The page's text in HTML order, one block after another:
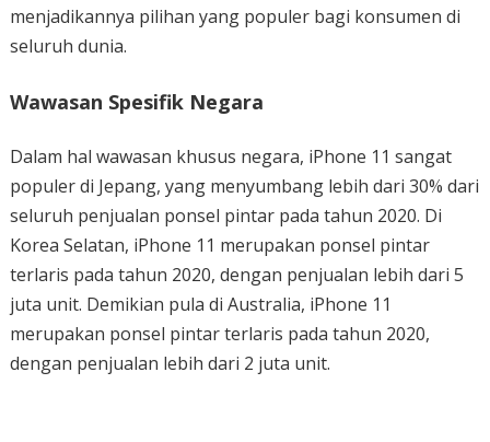
menjadikannya pilihan yang populer bagi konsumen di
seluruh dunia.
Wawasan Spesifik Negara
Dalam hal wawasan khusus negara, iPhone 11 sangat
populer di Jepang, yang menyumbang lebih dari 30% dari
seluruh penjualan ponsel pintar pada tahun 2020. Di
Korea Selatan, iPhone 11 merupakan ponsel pintar
terlaris pada tahun 2020, dengan penjualan lebih dari 5
juta unit. Demikian pula di Australia, iPhone 11
merupakan ponsel pintar terlaris pada tahun 2020,
dengan penjualan lebih dari 2 juta unit.